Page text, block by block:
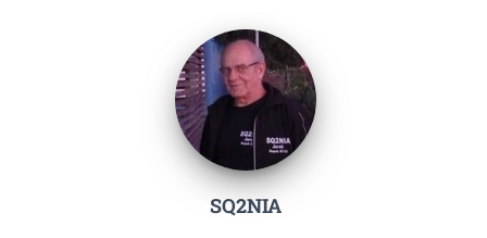
SQ2NIA